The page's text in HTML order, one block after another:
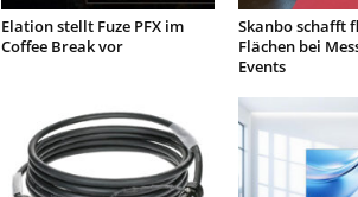
Elation stellt Fuze PFX im
Coffee Break vor
Skanbo schafft
Flächen bei
Events